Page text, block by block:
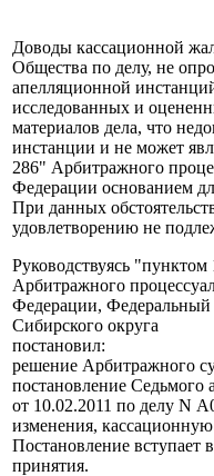
Доводы кассационной
Общества по делу, не
апелляционной
исследованных и
материалов дела, что
инстанции и не может
286" Арбитражного
Федерации основанием
При данных
удовлетворению не
Руководствуясь "пунктом
Арбитражного
Федерации,
Сибирского округа
постановил:
решение Арбитражного
постановление Седьмого
от 10.02.2011 по делу N
изменения,
Постановление вступает
принятия.